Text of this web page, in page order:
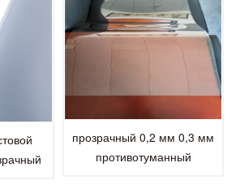
прозрачный 0,2 мм 0,3 мм
противотуманный